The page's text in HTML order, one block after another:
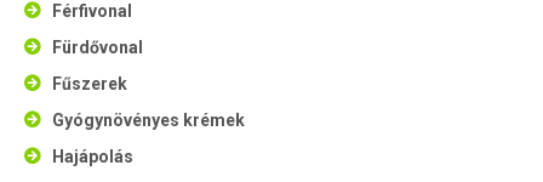
Férfivonal
Fürdővonal
Fűszerek
Gyógynövényes krémek
Hajápolás